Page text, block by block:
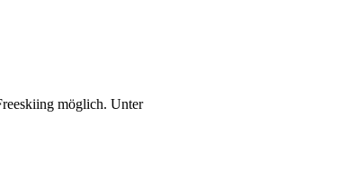
möglich. Unter